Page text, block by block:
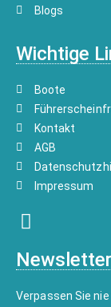
Blogs
Wichtige
Boote
Kontakt
AGB
Impressum
Newsletter
Verpassen Sie